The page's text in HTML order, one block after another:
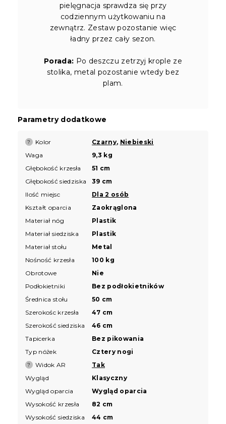
pielęgnacja sprawdza się przy
codziennym użytkowaniu na
zewnątrz. Zestaw pozostanie więc
ładny przez cały sezon.
Porada: Po deszczu zetrzyj krople ze
stolika, metal pozostanie wtedy bez
plam.
Parametry dodatkowe
? Kolor Czarny, Niebieski
Waga
9,3 kg
Głębokość krzesła
51 cm
Głębokość siedziska
39 cm
Ilość miejsc
Dla 2 osób
Kształt oparcia
Zaokrąglona
Materiał nóg
Plastik
Materiał siedziska
Plastik
Materiał stołu
Metal
Nośność krzesła
100 kg
Obrotowe
Nie
Podłokietniki
Bez podłokietników
Średnica stołu
50 cm
Szerokośc krzesła
47 cm
Szerokość siedziska
46 cm
Tapicerka
Bez pikowania
Typ nóżek
Cztery nogi
? Widok AR
Tak
Wygląd
Klasyczny
Wygląd oparcia
Wygląd oparcia
Wysokość krzesła
82 cm
Wysokość siedziska
44 cm